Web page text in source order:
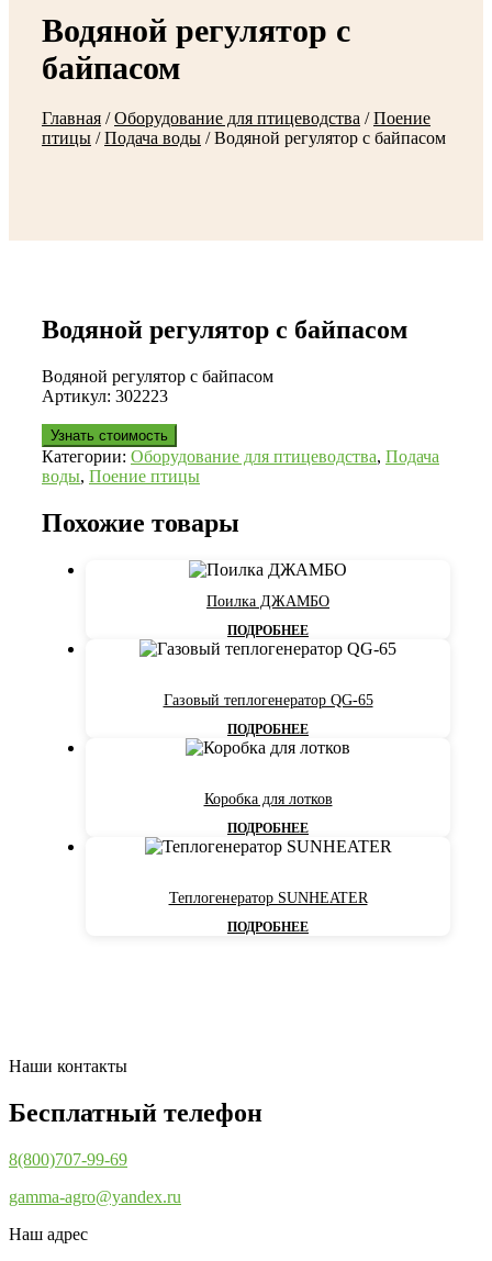
Водяной регулятор с
байпасом
Главная /Оборудование для птицеводства /Поение
птицы /Подача воды /Водяной регулятор с байпасом
Водяной регулятор с байпасом
Водяной регулятор с байпасом
Артикул: 302223
Узнать стоимость
Категории: Оборудование для птицеводства, Подача
воды, Поение птицы
Похожие товары
Поилка ДЖАМБО
ПОДРОБНЕЕ
Газовый теплогенератор QG-65
ПОДРОБНЕЕ
Коробка для лотков
ПОДРОБНЕЕ
Теплогенератор SUNHEATER
ПОДРОБНЕЕ
Наши контакты
Бесплатный телефон
8(800)707-99-69
gamma-agro@yandex.ru
Наш адрес